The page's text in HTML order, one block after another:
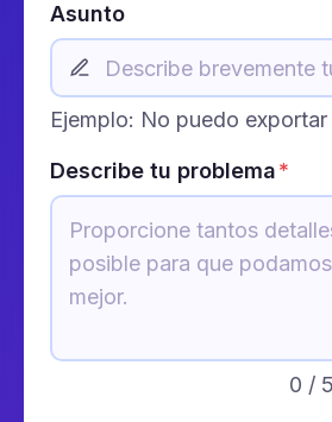
Asunto
Ejemplo: No puedo
Describe tu problema*
0 /